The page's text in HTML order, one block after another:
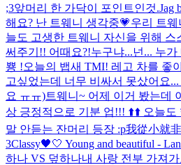
;3앞머리 한 가닥이 포인트인것.Jag
해요? 난 트웨니 생각중💗우리 트웨
늘도 고생한 트웨니 자신을 위해 스
써주기!! 어때요?!누구냐...넌... 누
뿅 !오늘의 뱁새 TMI! 레고 차를 좋
고싶었는데 너무 비싸서 못샀어요
요 ㅠㅠ)트웨니~ 어제 이거 봤는데
상 긍정적으로 기분 업!!! ⬆️⬆️ 오늘도
말 안듣는 잔머리 등장 :p我從小就
3Classy🖤🤍 Young and beautiful -
하나 VS 덮하나내 사랑 전부 가져가